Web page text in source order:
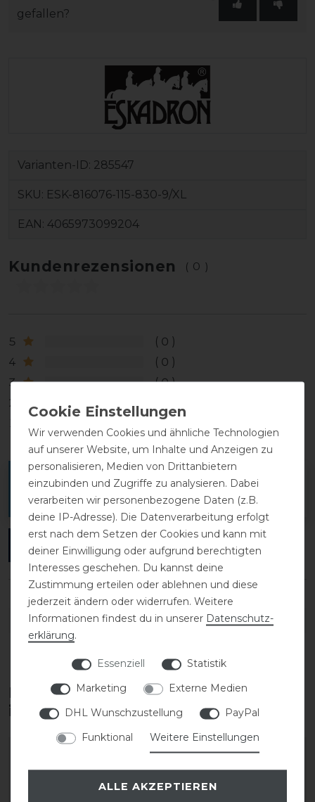
gefallen?
Varianten-ID: 285547
SKU: ESK-816076-115-830-9/XL
EAN: 4065973099204
Kundenrezensionen (0)
5
0
4
0
3
0
2
1
0
Melde dich an, um eine Kundenrezension zu
verfassen.
ANMELDEN
DETAILS ZUR PRODUKTSICHERHEIT
Diese Produkte könnten dich auch
interessieren
-25%
Wir verwenden Cookies und ähnliche Technologien
auf unserer Website, um Inhalte und Anzeigen zu
personalisieren, Medien von Drittanbietern
einzubinden und Zugriffe zu analysieren. Dabei
verarbeiten wir personenbezogene Daten (z.B.
deine IP-Adresse). Die Datenverarbeitung erfolgt
erst nach dem Setzen der Cookies und kann mit
deiner Einwilligung oder aufgrund berechtigten
Interesses geschehen. Du kannst deine
Zustimmung erteilen oder ablehnen und diese
jederzeit ändern oder widerrufen. Weitere
Informationen findest du in unserer Daten­schutz­
erklärung.
Essenziell
Statistik
Marketing
Externe Medien
DHL Wunschzustellung
PayPal
Funktional
Weitere Einstellungen
ALLE AKZEPTIEREN